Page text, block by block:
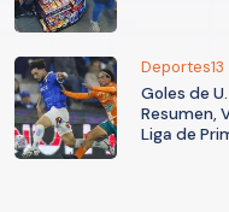
Deportes13
Goles de
Resumen,
Liga de